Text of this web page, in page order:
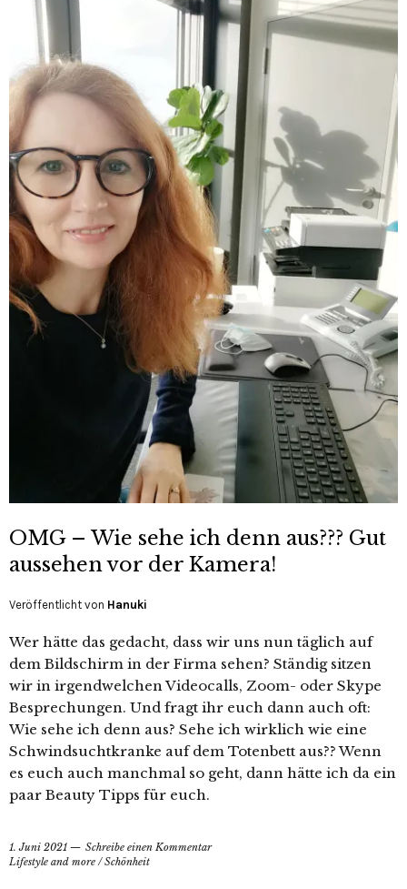
OMG – Wie sehe ich denn aus??? Gut
aussehen vor der Kamera!
Veröffentlicht von Hanuki
Wer hätte das gedacht, dass wir uns nun täglich auf
dem Bildschirm in der Firma sehen? Ständig sitzen
wir in irgendwelchen Videocalls, Zoom- oder Skype
Besprechungen. Und fragt ihr euch dann auch oft:
Wie sehe ich denn aus? Sehe ich wirklich wie eine
Schwindsuchtkranke auf dem Totenbett aus?? Wenn
es euch auch manchmal so geht, dann hätte ich da ein
paar Beauty Tipps für euch.
1. Juni 2021
Schreibe einen Kommentar
Lifestyle and more /Schönheit